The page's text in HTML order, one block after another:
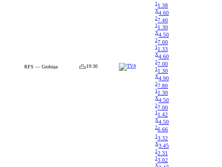
RFS — Grobiņa 19:30
1 1.38
X4.60
27.40
1 1.30
X4.50
27.00
1 1.33
X4.60
27.00
1 1.30
X4.90
27.80
1 1.30
X4.50
27.00
1 1.42
X4.50
26.66
13.32
X3.45
22.31
13.02
X